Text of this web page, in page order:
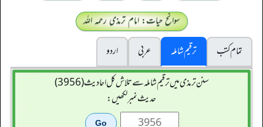
سوانح حیات: امام ترمذی رحمہ اللہ
تمام کتب
ترقیم شاملہ عربی
اردو
سنن ترمذی میں ترقیم شاملہ سے تلاش کل احادیث (3956)
حدیث نمبر لکھیں: